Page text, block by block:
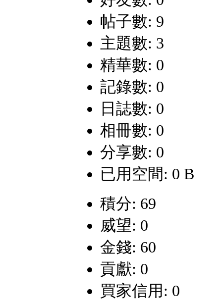
帖子數: 9
主題數: 3
精華數: 0
記錄數: 0
日誌數: 0
相冊數: 0
分享數: 0
已用空間: 0 B
積分: 69
威望: 0
金錢: 60
貢獻: 0
買家信用: 0